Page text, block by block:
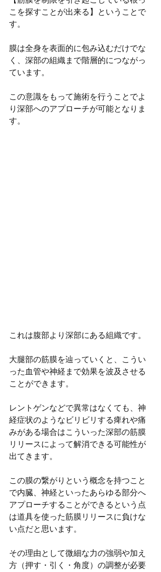
こを探すことが出来る】ということで
す。
膜は全身を表面的に包み込むだけでな
く、深部の組織まで階層的につながっ
ています。
この意識をもって施術を行うことでよ
り深部へのアプローチが可能となりま
す。
これは腹部より深部にある組織です。
大腿部の筋膜を辿っていくと、こうい
った血管や神経まで効果を波及させる
ことができます。
レントゲンなどで異常はなくても、神
経症状のようなビリビリする痺れや痛
みがある場合はこういった深部の筋膜
リリースによって解消できる可能性が
出てきます。
この膜の繋がりという概念を持つこと
で内臓、神経といったあらゆる部分へ
アプローチすることができるという点
は道具を使った筋膜リリースに負けな
い点だと思います。
その理由として微細な力の強弱や加え
方（押す・引く・角度）の調整が必要